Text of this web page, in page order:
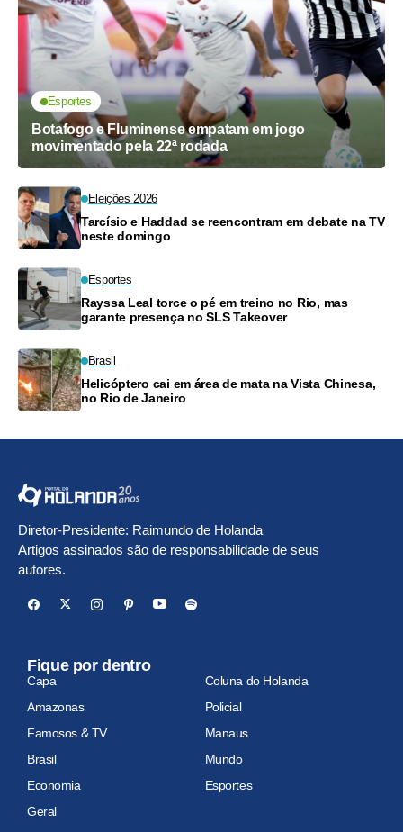
Esportes
Botafogo e Fluminense empatam em jogo
movimentado pela 22ª rodada
Eleições 2026
Tarcísio e Haddad se reencontram em debate na TV
neste domingo
Esportes
Rayssa Leal torce o pé em treino no Rio, mas
garante presença no SLS Takeover
Brasil
Helicóptero cai em área de mata na Vista Chinesa,
no Rio de Janeiro
Diretor-Presidente: Raimundo de Holanda
Artigos assinados são de responsabilidade de seus
autores.
Fique por dentro
Capa
Coluna do Holanda
Amazonas
Policial
Famosos & TV
Manaus
Brasil
Mundo
Economia
Esportes
Geral